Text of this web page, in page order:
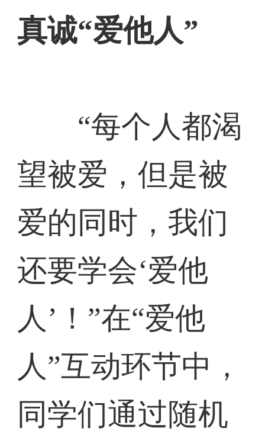
真诚“爱他人”
“每个人都渴
望被爱，但是被
爱的同时，我们
还要学会‘爱他
人’！”在“爱他
人”互动环节中，
同学们通过随机